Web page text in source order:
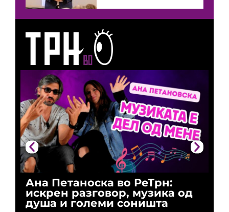
Ана Петаноска во РеТрн:
искрен разговор, музика од
душа и големи соништа